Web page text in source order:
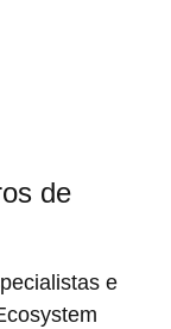
de
e